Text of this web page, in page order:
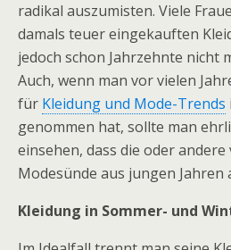
radikal auszumisten. Viele
damals teuer eingekauften
jedoch schon Jahrzehnte nicht
Auch, wenn man vor vielen
für Kleidung und Mode-Trends
genommen hat, sollte man
einsehen, dass die oder
Modesünde aus jungen
Kleidung in Sommer- und